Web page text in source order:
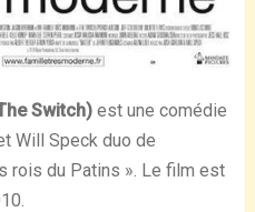
Switch) est une comédie
Will Speck duo de
rois du Patins ». Le film est